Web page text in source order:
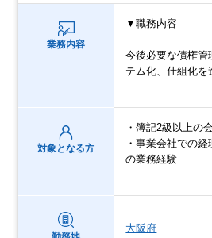
業務内容
▼職務内容
今後必要な債権管
テム化、仕組化を
対象となる方
・簿記2級以上の
・事業会社での経
の業務経験
大阪府